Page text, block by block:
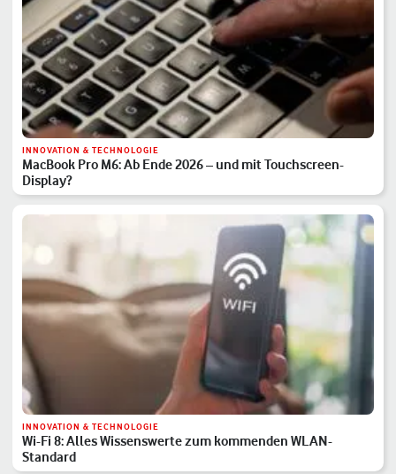
INNOVATION & TECHNOLOGIE
MacBook Pro M6: Ab Ende 2026 – und mit Touchscreen-
Display?
INNOVATION & TECHNOLOGIE
Wi-Fi 8: Alles Wissenswerte zum kommenden WLAN-
Standard